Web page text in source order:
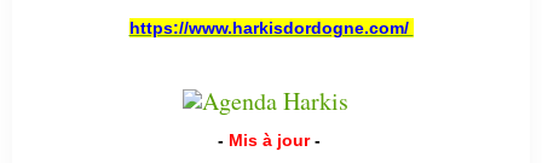
https://www.harkisdordogne.com/
- Mis à jour -